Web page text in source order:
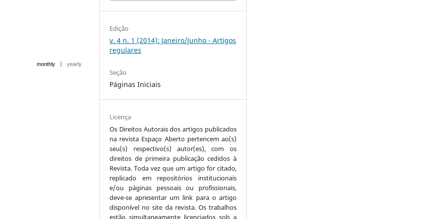
monthly | yearly
Edição
v. 4 n. 1 (2014): Janeiro/Junho - Artigos
regulares
Seção
Páginas Iniciais
Licença
Os Direitos Autorais dos artigos publicados
na revista Espaço Aberto pertencem ao(s)
seu(s) respectivo(s) autor(es), com os
direitos de primeira publicação cedidos à
Revista. Toda vez que um artigo for citado,
replicado em repositórios institucionais
e/ou páginas pessoais ou profissionais,
deve-se apresentar um link para o artigo
disponível no site da revista. Os trabalhos
estão simultaneamente licenciados sob a